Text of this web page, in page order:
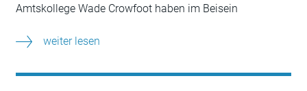
Amtskollege Wade Crowfoot haben im Beisein
weiter lesen